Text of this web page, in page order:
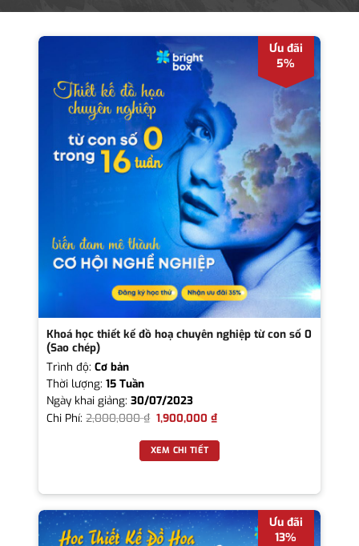
Ưu đãi
5%
Khoá học thiết kế đồ hoạ chuyên nghiệp từ con số 0
(Sao chép)
Trình độ:Cơ bản
Thời lượng:15 Tuần
Ngày khai giảng:30/07/2023
Chi Phí:2,000,000₫ 1,900,000₫
XEM CHI TIẾT
Ưu đãi
13%